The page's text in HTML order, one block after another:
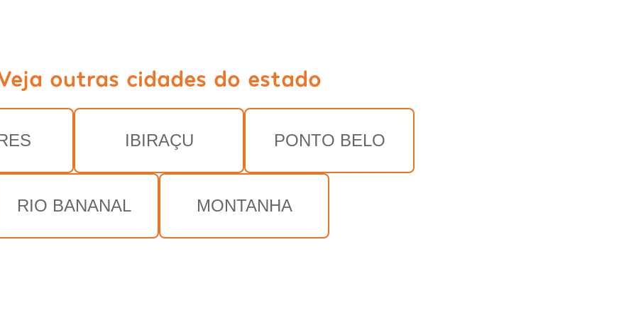
outras cidades do estado
IBIRAÇU PONTO BELO
RIO BANANAL MONTANHA